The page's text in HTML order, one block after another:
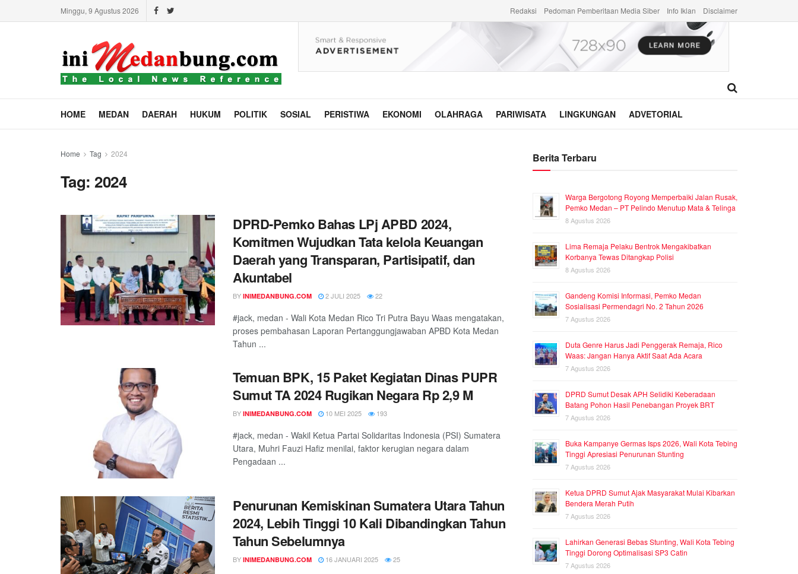
Minggu, 9 Agustus 2026 Redaksi Pedoman Pemberitaan Media Siber Info Iklan Disclaimer
HOME MEDAN DAERAH HUKUM POLITIK SOSIAL PERISTIWA EKONOMI OLAHRAGA PARIWISATA LINGKUNGAN ADVETORIAL
Home Tag 2024
Tag:2024
DPRD-Pemko Bahas LPj APBD 2024,
Komitmen Wujudkan Tata kelola Keuangan
Daerah yang Transparan, Partisipatif, dan
Akuntabel
BY INIMEDANBUNG.COM 2 JULI 2025 22
#jack, medan - Wali Kota Medan Rico Tri Putra Bayu Waas mengatakan,
proses pembahasan Laporan Pertanggungjawaban APBD Kota Medan
Tahun ...
Temuan BPK, 15 Paket Kegiatan Dinas PUPR
Sumut TA 2024 Rugikan Negara Rp 2,9 M
BY INIMEDANBUNG.COM 10 MEI 2025 193
#jack, medan - Wakil Ketua Partai Solidaritas Indonesia (PSI) Sumatera
Utara, Muhri Fauzi Hafiz menilai, faktor kerugian negara dalam
Pengadaan ...
Penurunan Kemiskinan Sumatera Utara Tahun
2024, Lebih Tinggi 10 Kali Dibandingkan Tahun
Tahun Sebelumnya
BY INIMEDANBUNG.COM 16 JANUARI 2025 25
Berita Terbaru
Warga Bergotong Royong Memperbaiki Jalan Rusak,
Pemko Medan – PT Pelindo Menutup Mata & Telinga
8 Agustus 2026
Lima Remaja Pelaku Bentrok Mengakibatkan
Korbanya Tewas Ditangkap Polisi
8 Agustus 2026
Gandeng Komisi Informasi, Pemko Medan
Sosialisasi Permendagri No. 2 Tahun 2026
7 Agustus 2026
Duta Genre Harus Jadi Penggerak Remaja, Rico
Waas: Jangan Hanya Aktif Saat Ada Acara
7 Agustus 2026
DPRD Sumut Desak APH Selidiki Keberadaan
Batang Pohon Hasil Penebangan Proyek BRT
7 Agustus 2026
Buka Kampanye Germas Isps 2026, Wali Kota Tebing
Tinggi Apresiasi Penurunan Stunting
7 Agustus 2026
Ketua DPRD Sumut Ajak Masyarakat Mulai Kibarkan
Bendera Merah Putih
7 Agustus 2026
Lahirkan Generasi Bebas Stunting, Wali Kota Tebing
Tinggi Dorong Optimalisasi SP3 Catin
7 Agustus 2026